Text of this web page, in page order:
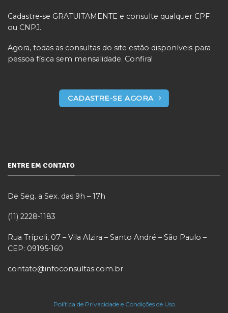
Cadastre-se GRATUITAMENTE e consulte qualquer CPF
ou CNPJ.
Agora, todas as consultas do site estão disponíveis para
pessoa física sem mensalidade. Confira!
CADASTRE-SE AGORA
ENTRE EM CONTATO
De Seg. a Sex. das 9h – 17h
(11) 2228-1183
Rua Trípoli, 07 – Vila Alzira – Santo André – São Paulo –
CEP: 09195-160
contato@infoconsultas.com.br
Política de Privacidade e Condições de Uso